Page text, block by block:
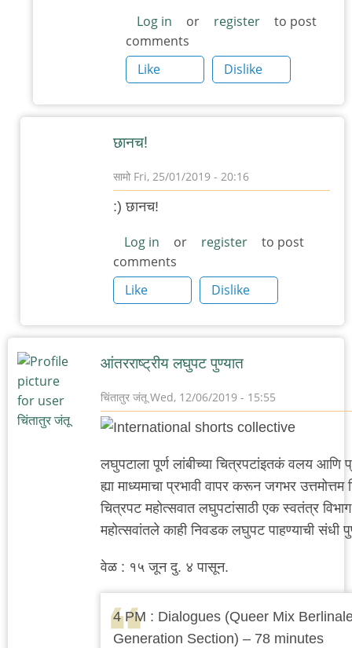
विथ
अ
डिफरन्स
by
चिंतातुर
Log in or register
to post
comments
Like
Dislike
छानच!
सामो Fri, 25/01/2019 - 20:16
In
reply
ऑस्टिनातली
गंमत
by
३_१४
अदिती
:) छानच!
Log in or register
to post
comments
Like
Dislike
आंतरराष्ट्रीय लघुपट पुण्यात
चिंतातुर जंतूWed, 12/06/2019 - 15:55
लघुपटाला पूर्ण लांबीच्या चित्रपटांइतकं वलय आणि
ह्या माध्यमाचा प्रभावी वापर करून जगभर उत्तमोत्तम
चित्रपट महोत्सवात लघुपटांसाठी एक स्वतंत्र
महोत्सवांतले काही निवडक लघुपट पाहण्याची संधी
वेळ : १५ जून दु. ४ पासून.
4 PM : Dialogues (Queer Mix
Generation Section) – 78 minutes